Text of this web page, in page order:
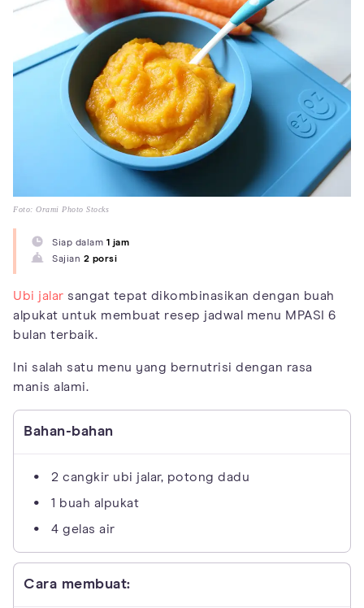
Foto: Orami Photo Stocks
Siap dalam 1 jam
Sajian 2 porsi
Ubi jalar sangat tepat dikombinasikan dengan buah
alpukat untuk membuat resep jadwal menu MPASI 6
bulan terbaik.
Ini salah satu menu yang bernutrisi dengan rasa
manis alami.
Bahan-bahan
2 cangkir ubi jalar, potong dadu
1 buah alpukat
4 gelas air
Cara membuat: